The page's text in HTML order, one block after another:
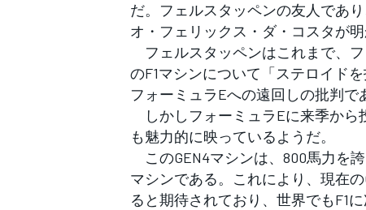
フォーミュラE
だ。フェルスタッペンの友人であ
オ・フェリックス・ダ・コスタが明
フェルスタッペンはこれまで、
のF1マシンについて「ステロイド
フォーミュラEへの遠回しの批判で
しかしフォーミュラEに来季から
も魅力的に映っているようだ。
このGEN4マシンは、800馬力を
マシンである。これにより、現在
ると期待されており、世界でもF1